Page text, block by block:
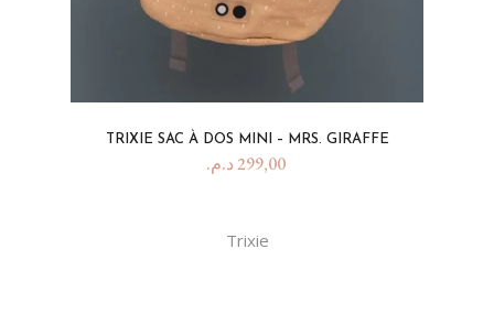
TRIXIE SAC À DOS MINI – MRS. GIRAFFE
299,00د.م.
Trixie